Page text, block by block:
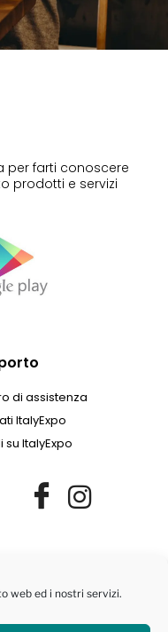
web ed i nostri servizi.
per farti conoscere
prodotti e servizi
di assistenza
ItalyExpo
su ItalyExpo